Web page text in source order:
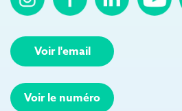
Voir l'email
Voir le numéro